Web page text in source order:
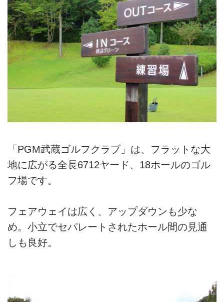
「PGM武蔵ゴルフクラブ」は、フラットな大
地に広がる全長6712ヤード、18ホールのゴル
フ場です。
フェアウェイは広く、アップダウンも少な
め。小立でセパレートされたホール間の見通
しも良好。